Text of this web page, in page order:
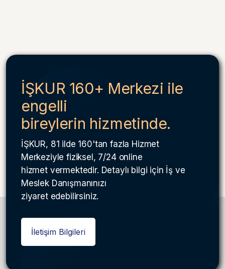
İŞKUR 160+ Merkezi ile
engelli
bireylerin hizmetinde.
İŞKUR, 81 ilde 160'tan fazla Hizmet
Merkeziyle fiziksel, 7/24 online
hizmet vermektedir. Detaylı bilgi için İş ve
Meslek Danışmanınızı
ziyaret edebilirsiniz.
İletişim Bilgileri